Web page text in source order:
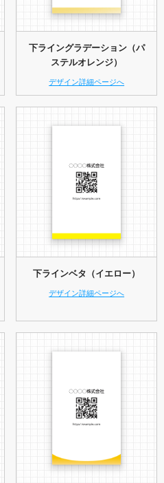
下ライングラデーション（パ
ステルオレンジ）
デザイン詳細ページへ
下ラインベタ（イエロー）
デザイン詳細ページへ